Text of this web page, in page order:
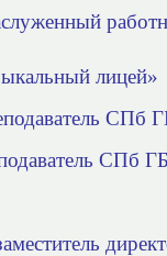
лицей»
СПб
СПб